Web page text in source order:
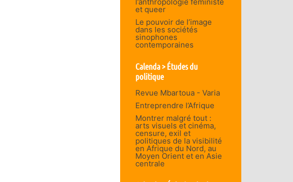
et queer
Le pouvoir de l’image
dans les sociétés
sinophones
contemporaines
Calenda > Études du
politique
Revue Mbartoua - Varia
Entreprendre l’Afrique
Montrer malgré tout :
arts visuels et cinéma,
censure, exil et
politiques de la visibilité
en Afrique du Nord, au
Moyen Orient et en Asie
centrale